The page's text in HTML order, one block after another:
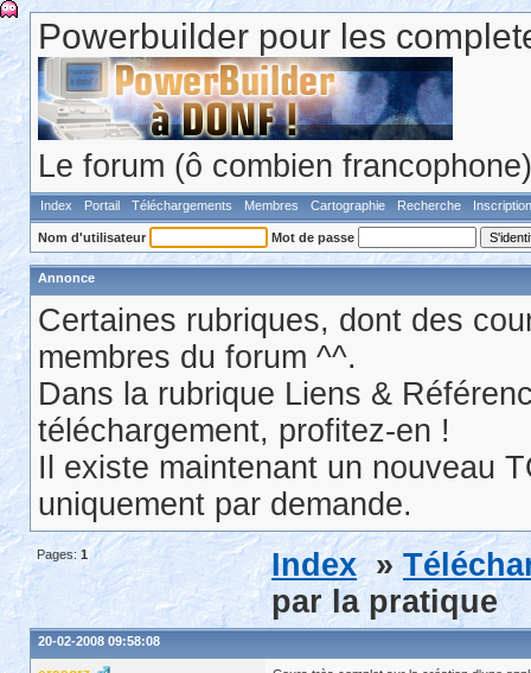
Powerbuilder pour les
Le forum (ô combien
Index Portail Téléchargements Membres Cartographie Recherche Inscription
Nom d'utilisateur Mot de passe
Annonce
Certaines rubriques, dont des
membres du forum ^^.
Dans la rubrique Liens &
téléchargement, profitez-en !
Il existe maintenant un nouveau
uniquement par demande.
Pages: 1 Index »
par la pratique
20-02-2008 09:58:08